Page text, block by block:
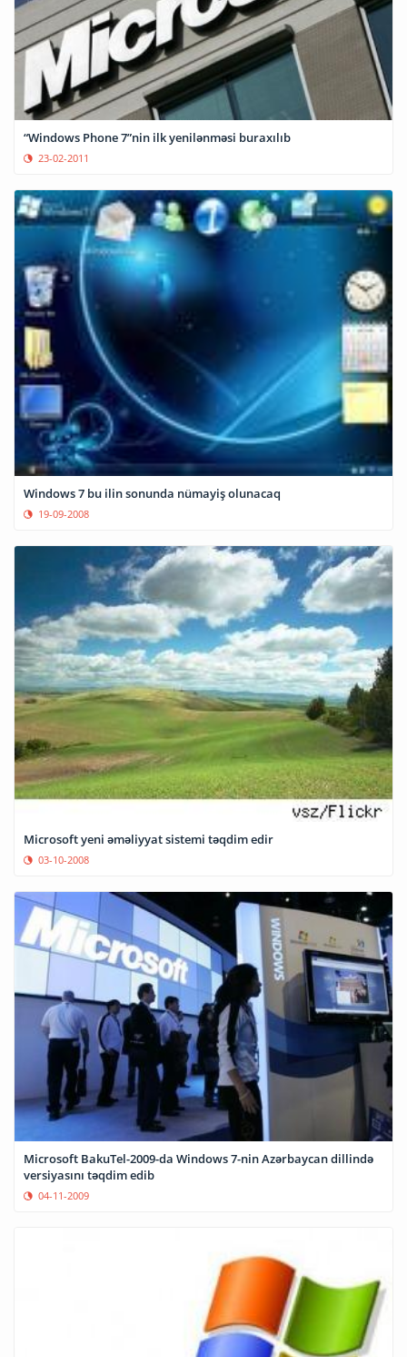
“Windows Phone 7”nin ilk yenilənməsi buraxılıb
23-02-2011
Windows 7 bu ilin sonunda nümayiş olunacaq
19-09-2008
Microsoft yeni əməliyyat sistemi təqdim edir
03-10-2008
Microsoft BakuTel-2009-da Windows 7-nin Azərbaycan dillində
versiyasını təqdim edib
04-11-2009